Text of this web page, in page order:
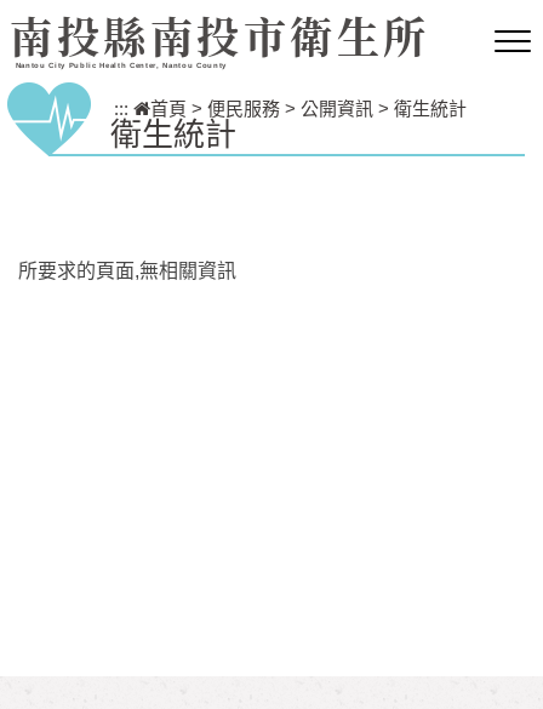
跳到主要內容區塊
南投縣南投市衛生所
Nantou City Public Health Center, Nantou County
::: 首頁 > 便民服務 > 公開資訊 > 衛生統計
衛生統計
所要求的頁面,無相關資訊